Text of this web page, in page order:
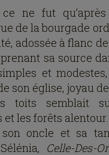
ne fut
de la bourgade
adossée à flanc
sa source
et
son église, joyau
toits semblait
les forêts alentour.
oncle et sa
Celle-Des-